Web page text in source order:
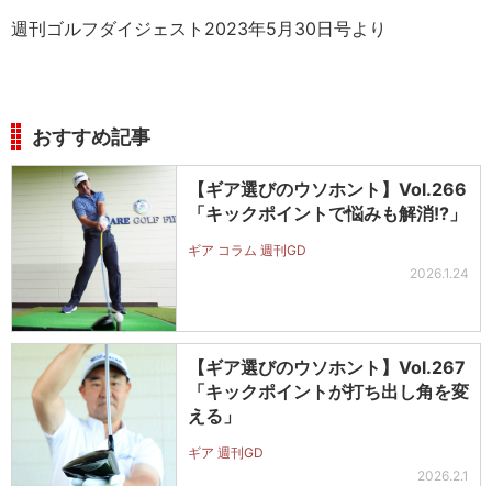
週刊ゴルフダイジェスト2023年5月30日号より
おすすめ記事
【ギア選びのウソホント】Vol.266
「キックポイントで悩みも解消!?」
ギア コラム 週刊GD
2026.1.24
【ギア選びのウソホント】Vol.267
「キックポイントが打ち出し角を変
える」
ギア 週刊GD
2026.2.1